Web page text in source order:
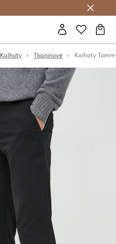
Kalhoty Tkaninové Kalhoty